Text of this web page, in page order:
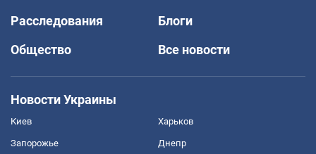
Расследования
Блоги
Общество
Все новости
Новости Украины
Киев Харьков
Запорожье Днепр